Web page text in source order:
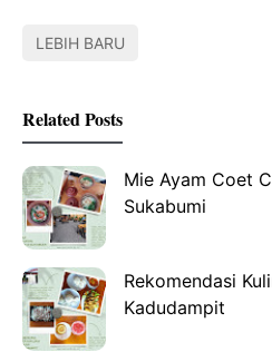
LEBIH BARU
Related Posts
Mie Ayam Coet
Sukabumi
Rekomendasi
Kadudampit